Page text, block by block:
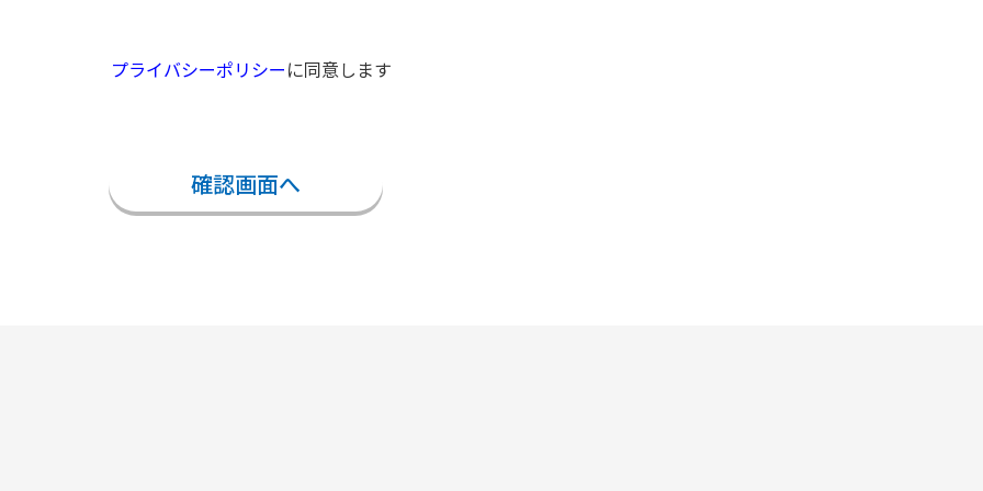
プライバシーポリシーに同意します
確認画面へ